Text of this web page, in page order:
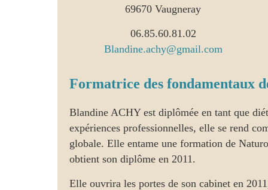
69670 Vaugneray
06.85.60.81.02
Blandine.achy@gmail.com
Formatrice des fondamentaux
Blandine ACHY est diplômée en tant que
expériences professionnelles, elle se rend
globale. Elle entame une formation de
obtient son diplôme en 2011.
Elle ouvrira les portes de son cabinet en